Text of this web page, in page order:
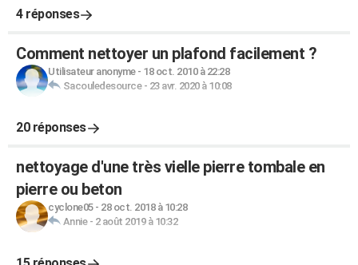
4 réponses
Comment nettoyer un plafond facilement ?
Utilisateur anonyme- 18 oct. 2010 à 22:28
Sacouledesource- 23 avr. 2020 à 10:08
20 réponses
nettoyage d'une très vielle pierre tombale en
pierre ou beton
cyclone05- 28 oct. 2018 à 10:28
Annie- 2 août 2019 à 10:32